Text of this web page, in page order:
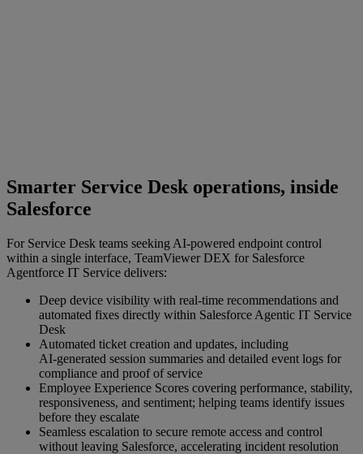
Smarter Service Desk operations, inside
Salesforce
For Service Desk teams seeking AI‑powered endpoint control
within a single interface, TeamViewer DEX for Salesforce
Agentforce IT Service delivers:
Deep device visibility with real‑time recommendations and
automated fixes directly within Salesforce Agentic IT Service
Desk
Automated ticket creation and updates, including
AI‑generated session summaries and detailed event logs for
compliance and proof of service
Employee Experience Scores covering performance, stability,
responsiveness, and sentiment; helping teams identify issues
before they escalate
Seamless escalation to secure remote access and control
without leaving Salesforce, accelerating incident resolution